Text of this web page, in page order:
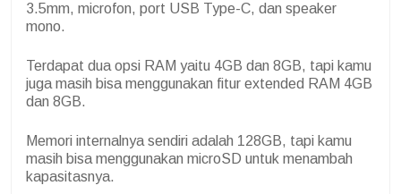
3.5mm, microfon, port USB Type-C, dan speaker
mono.
Terdapat dua opsi RAM yaitu 4GB dan 8GB, tapi kamu
juga masih bisa menggunakan fitur extended RAM 4GB
dan 8GB.
Memori internalnya sendiri adalah 128GB, tapi kamu
masih bisa menggunakan microSD untuk menambah
kapasitasnya.